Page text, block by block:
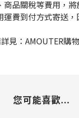
商品關稅等費用，
運費到付方式寄送
見： AMOUTER購
您可能喜歡...